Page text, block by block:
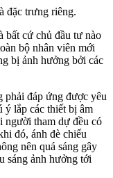
đặc trưng riêng.
bất cứ chủ đầu tư nào
bộ nhân viên mới
bị ảnh hưởng bởi các
phải đáp ứng được yêu
ý lắp các thiết bị âm
người tham dự đều có
đó, ánh đè chiếu
nên quá sáng gây
sáng ảnh hưởng tới